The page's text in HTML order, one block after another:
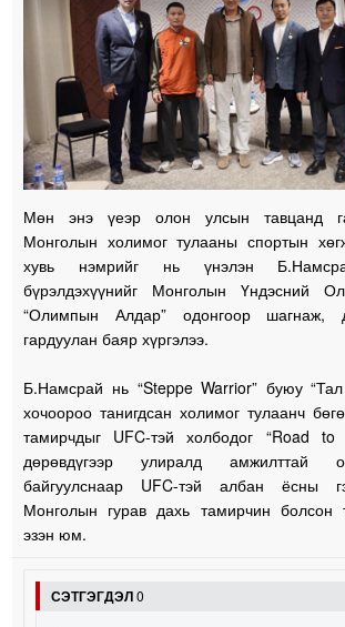
Мөн энэ үеэр олон улсын тавцанд
Монголын холимог тулааны спортын
хувь нэмрийг нь үнэлэн
бүрэлдэхүүнийг Монголын Үндэсний
“Олимпын Алдар” одонгоор шагнаж,
гардуулан баяр хүргэлээ.
Б.Намсрай нь “Steppe Warrior” буюу “Тал
хочоороо танигдсан холимог тулаанч
тамирчдыг UFC-тэй холбодог “Road to
дөрөвдүгээр улиралд амжилттай
байгуулснаар UFC-тэй албан ёсны
Монголын гурав дахь тамирчин болсон
эзэн юм.
СЭТГЭГДЭЛ0